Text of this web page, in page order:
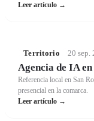
Leer artículo →
Territorio 20 sep.
Agencia de IA
Referencia local en San
presencial en la comarca.
Leer artículo →